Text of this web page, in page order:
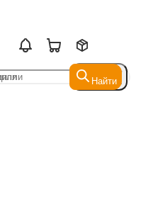
Найти
Найти